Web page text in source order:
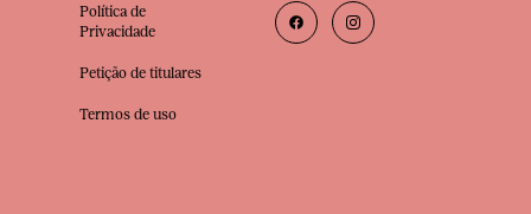
Política de
Privacidade
Petição de titulares
Termos de uso